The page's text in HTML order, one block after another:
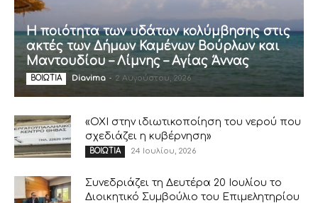
Η ποιότητα των υδάτων κολύμβησης στις
ακτές των Δήμων Καμένων Βούρλων και
Μαντουδίου – Λίμνης – Αγίας Άννας
ΒΟΙΩΤΙΑ Diavima - 2 Αυγούστου, 2026
«ΟΧΙ στην ιδιωτικοποίηση του νερού που
σχεδιάζει η κυβέρνηση»
ΒΟΙΩΤΙΑ 24 Ιουλίου, 2026
Συνεδριάζει τη Δευτέρα 20 Ιουλίου το
Διοικητικό Συμβούλιο του Επιμελητηρίου